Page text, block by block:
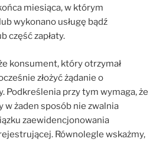
miesiąca, w którym
wykonano usługę bądź
część zapłaty.
konsument, który otrzymał
złożyć żądanie o
Podkreślenia przy tym wymaga, że
żaden sposób nie zwalnia
zaewidencjonowania
Równolegle wskażmy,